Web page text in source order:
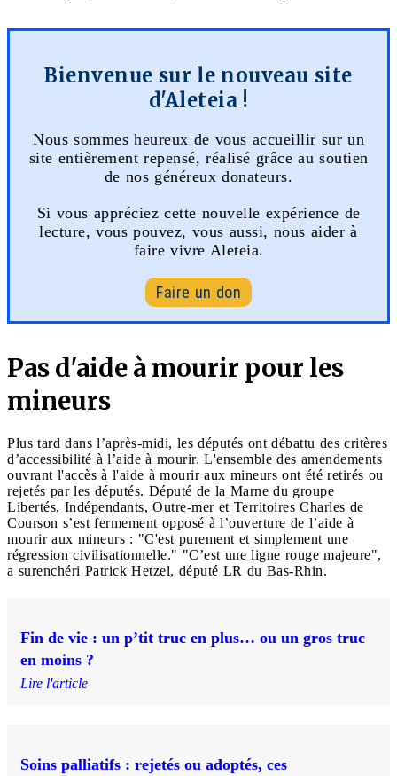
Bienvenue sur le nouveau site
d'Aleteia !
Nous sommes heureux de vous accueillir sur un
site entièrement repensé, réalisé grâce au soutien
de nos généreux donateurs.
Si vous appréciez cette nouvelle expérience de
lecture, vous pouvez, vous aussi, nous aider à
faire vivre Aleteia.
Faire un don
Pas d'aide à mourir pour les
mineurs
Plus tard dans l’après-midi, les députés ont débattu des critères
d’accessibilité à l’aide à mourir. L'ensemble des amendements
ouvrant l'accès à l'aide à mourir aux mineurs ont été retirés ou
rejetés par les députés. Député de la Marne du groupe
Libertés, Indépendants, Outre-mer et Territoires Charles de
Courson s’est fermement opposé à l’ouverture de l’aide à
mourir aux mineurs : "C'est purement et simplement une
régression civilisationnelle." "C’est une ligne rouge majeure",
a surenchéri Patrick Hetzel, député LR du Bas-Rhin.
Fin de vie : un p’tit truc en plus… ou un gros truc
en moins ?
Lire l'article
Soins palliatifs : rejetés ou adoptés, ces